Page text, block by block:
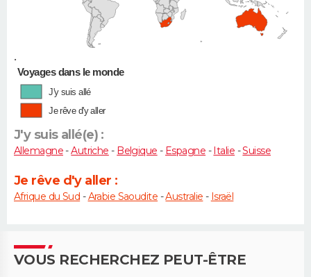
•
Voyages dans le monde
J'y suis allé
Je rêve d'y aller
J'y suis allé(e) :
Allemagne-Autriche - Belgique - Espagne -Italie -Suisse
Je rêve d'y aller :
Afrique du Sud -Arabie Saoudite -Australie - Israël
VOUS RECHERCHEZ PEUT-ÊTRE